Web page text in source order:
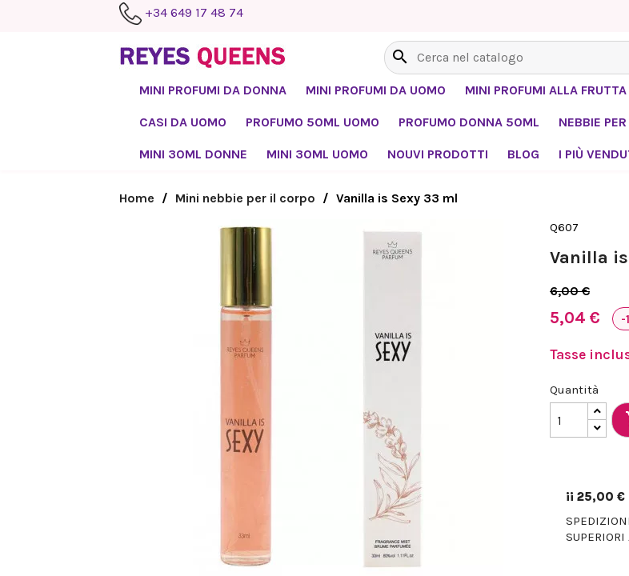
+34 649 17 48 74
search
MINI PROFUMI DA DONNA MINI PROFUMI DA UOMO MINI PROFUMI ALLA FRUTTA
CASI DA UOMO PROFUMO 50ML UOMO PROFUMO DONNA 50ML NEBBIE
MINI 30ML DONNE MINI 30ML UOMO NOUVI PRODOTTI BLOG I PIÙ
Home Mini nebbie per il corpo Vanilla is Sexy 33 ml
Q607
Vanilla
6,00 €
5,04 € -
Tasse
Quantità
¡¡ 25,00 €